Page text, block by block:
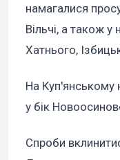
намагалися
Вільчі, а також
Хатнього,
На Куп'янському
у бік
Спроби